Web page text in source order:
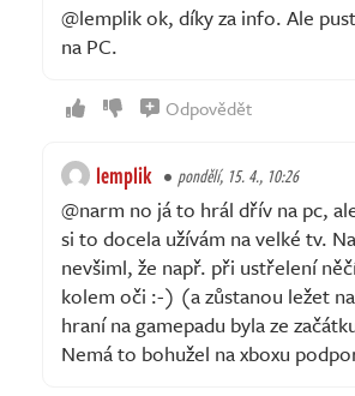
@lemplik ok, díky za info. Ale
na PC.
Odpovědět
lemplik pondělí, 15. 4., 10:26
@narm no já to hrál dřív na pc,
si to docela užívám na velké tv.
nevšiml, že např. při ustřelení
kolem oči :-) (a zůstanou ležet
hraní na gamepadu byla ze
Nemá to bohužel na xboxu